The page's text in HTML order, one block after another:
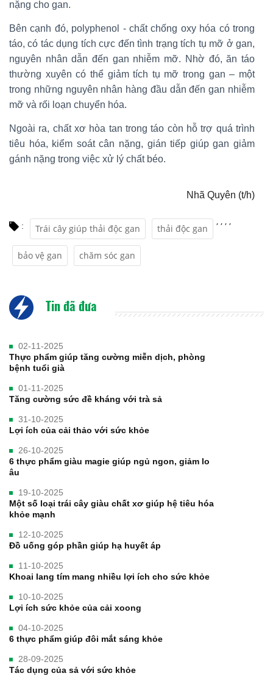
nặng cho gan.
Bên cạnh đó, polyphenol - chất chống oxy hóa có trong
táo, có tác dụng tích cực đến tình trạng tích tụ mỡ ở gan,
nguyên nhân dẫn đến gan nhiễm mỡ. Nhờ đó, ăn táo
thường xuyên có thể giảm tích tụ mỡ trong gan – một
trong những nguyên nhân hàng đầu dẫn đến gan nhiễm
mỡ và rối loạn chuyển hóa.
Ngoài ra, chất xơ hòa tan trong táo còn hỗ trợ quá trình
tiêu hóa, kiểm soát cân nặng, gián tiếp giúp gan giảm
gánh nặng trong việc xử lý chất béo.
Nhã Quyên (t/h)
: Trái cây giúp thải độc gan
,
thải độc gan
,
bảo vệ gan
,
chăm sóc gan
,
Tin đã đưa
02-11-2025
Thực phẩm giúp tăng cường miễn dịch, phòng
bệnh tuổi già
01-11-2025
Tăng cường sức đề kháng với trà sả
31-10-2025
Lợi ích của cải thảo với sức khỏe
26-10-2025
6 thực phẩm giàu magie giúp ngủ ngon, giảm lo
âu
19-10-2025
Một số loại trái cây giàu chất xơ giúp hệ tiêu hóa
khỏe mạnh
12-10-2025
Đồ uống góp phần giúp hạ huyết áp
11-10-2025
Khoai lang tím mang nhiều lợi ích cho sức khỏe
10-10-2025
Lợi ích sức khỏe của cải xoong
04-10-2025
6 thực phẩm giúp đôi mắt sáng khỏe
28-09-2025
Tác dụng của sả với sức khỏe